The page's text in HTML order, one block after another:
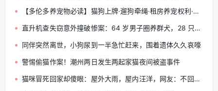
【多伦多养宠物必读】猫狗上牌·遛狗牵绳·租房养宠权利·带宠物出入境
直升机查失窃意外撞破惨案：64 岁男子圈养群犬，28 只惨死狗圈
同伴突然离世，小狗尿到一半急忙赶来，围着遗体久久哀嚎
警惕偷猫作案！潮州两日发生两起家猫夜间被盗事件
猫咪冒死回家却傻眼：屋外大雨，屋内汪洋，网友：不回也罢